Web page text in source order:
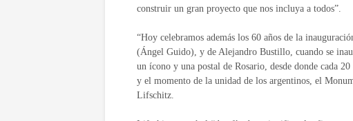
construir un gran proyecto que nos incluya a todos”.
“Hoy celebramos además los 60 años de la
(Ángel Guido), y de Alejandro Bustillo, cuando se
un ícono y una postal de Rosario, desde donde cada
y el momento de la unidad de los argentinos, el
Lifschitz.